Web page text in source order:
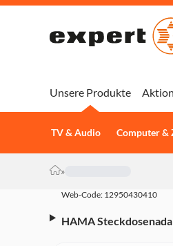
Unsere Produkte
TV & Audio Computer &
»
Web-Code: 12950430410
HAMA